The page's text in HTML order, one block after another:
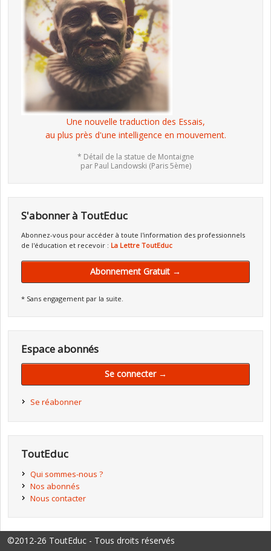
Une nouvelle traduction des Essais,
au plus près d'une intelligence en mouvement.
* Détail de la statue de Montaigne
par Paul Landowski (Paris 5ème)
S'abonner à ToutEduc
Abonnez-vous pour accéder à toute l'information des professionnels
de l'éducation et recevoir : La Lettre ToutEduc
Abonnement Gratuit →
* Sans engagement par la suite.
Espace abonnés
Se connecter →
Se réabonner
ToutEduc
Qui sommes-nous ?
Nos abonnés
Nous contacter
©2012-26 ToutEduc - Tous droits réservés